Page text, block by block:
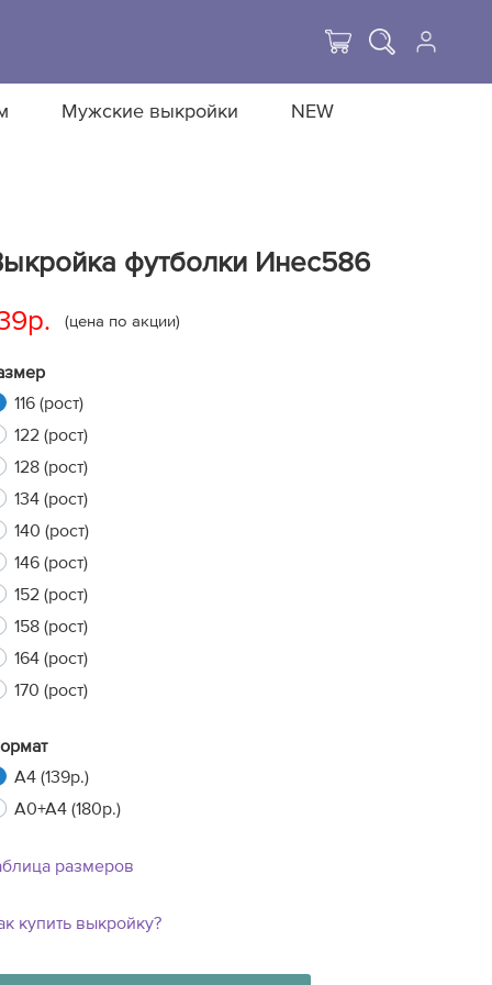
Мужские выкройки NEW
футболки Инес586
(цена по акции)
116 (рост)
122 (рост)
128 (рост)
134 (рост)
140 (рост)
146 (рост)
152 (рост)
158 (рост)
164 (рост)
170 (рост)
A4 (139р.)
A0+A4 (180р.)
размеров
купить выкройку?